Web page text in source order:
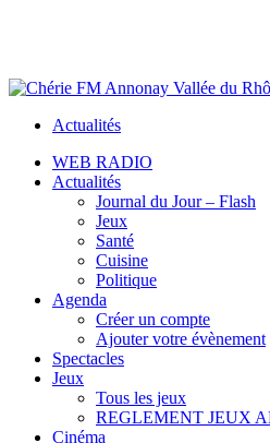
Actualités
WEB RADIO
Actualités
Journal du Jour – Flash
Jeux
Santé
Cuisine
Politique
Agenda
Créer un compte
Ajouter votre évènement
Spectacles
Jeux
Tous les jeux
REGLEMENT JEUX
Cinéma